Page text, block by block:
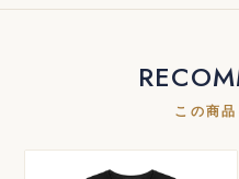
この商